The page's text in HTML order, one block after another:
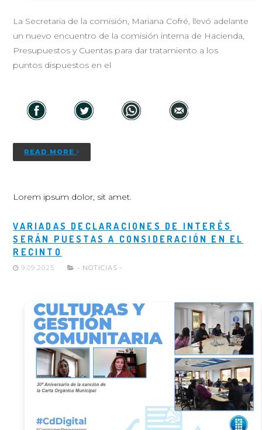
La Secretaria de la comisión, Mariana Cofré, llevó adelante
un nuevo encuentro de la comisión interna de Hacienda,
Presupuestos y Cuentas para dar tratamiento a los
puntos dispuestos en el
READ MORE
Lorem ipsum dolor, sit amet.
VARIADAS DECLARACIONES DE INTERÉS
SERÁN PUESTAS A CONSIDERACIÓN EN EL
RECINTO
9.09.2025 - NOTICIAS -